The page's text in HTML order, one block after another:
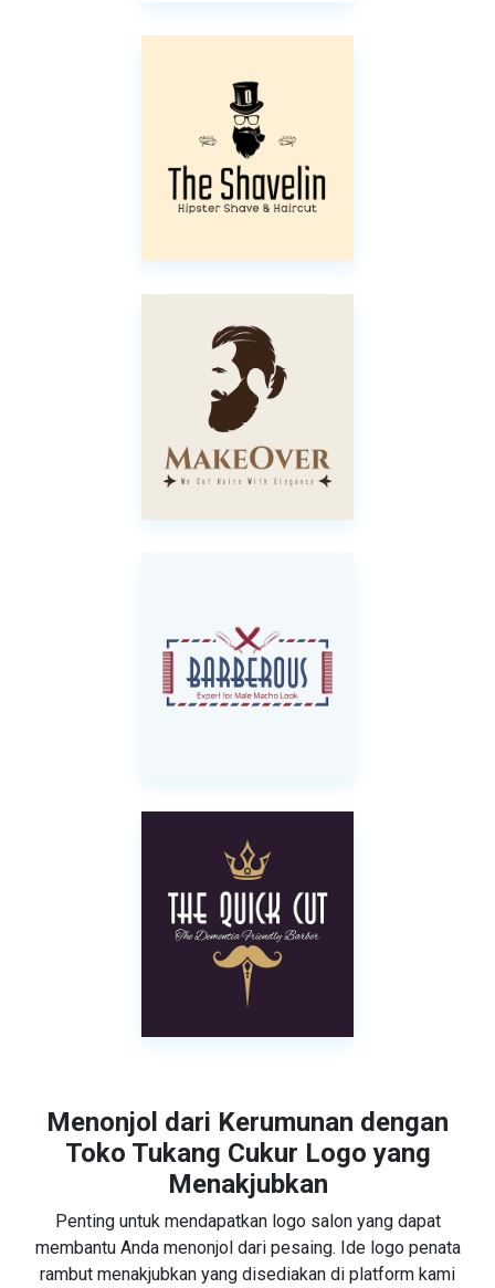
Menonjol dari Kerumunan dengan
Toko Tukang Cukur Logo yang
Menakjubkan
Penting untuk mendapatkan logo salon yang dapat
membantu Anda menonjol dari pesaing. Ide logo penata
rambut menakjubkan yang disediakan di platform kami